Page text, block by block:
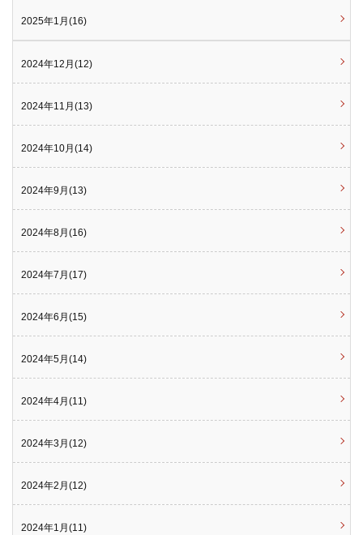
2025年1月(16)
2024年12月(12)
2024年11月(13)
2024年10月(14)
2024年9月(13)
2024年8月(16)
2024年7月(17)
2024年6月(15)
2024年5月(14)
2024年4月(11)
2024年3月(12)
2024年2月(12)
2024年1月(11)